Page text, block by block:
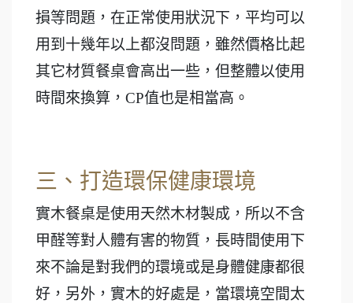
損等問題，在正常使用狀況下，平均可以
用到十幾年以上都沒問題，雖然價格比起
其它材質餐桌會高出一些，但整體以使用
時間來換算，CP值也是相當高。
三、打造環保健康環境
實木餐桌是使用天然木材製成，所以不含
甲醛等對人體有害的物質，長時間使用下
來不論是對我們的環境或是身體健康都很
好，另外，實木的好處是，當環境空間太